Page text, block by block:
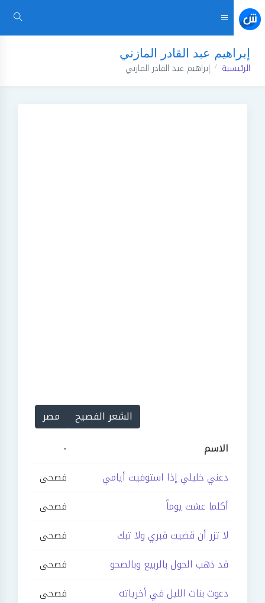
إبراهيم عبد القادر المازني
الرئيسية إبراهيم عبد القادر المازني
الشعر الفصيح
مصر
الاسم
-
دعني خليلي إذا استوفيت أيامي
فصحى
أكلما عشت يوماً
فصحى
لا تزر أن قضيت قبري ولا تبك
فصحى
قد ذهب الحول بالربيع وبالصحو
فصحى
دعوت بنات الليل في أخرياته
فصحى